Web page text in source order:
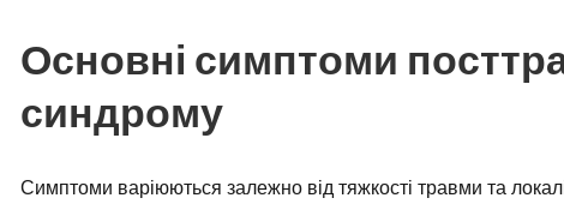
Основні симптоми
синдрому
Симптоми варіюються залежно від тяжкості травми та